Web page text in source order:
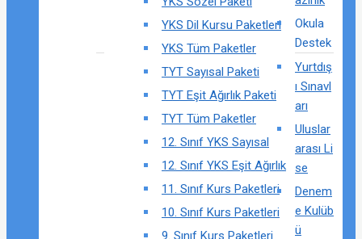
YKS Dil Kursu Paketleri
YKS Tüm Paketler
TYT Sayısal Paketi
TYT Eşit Ağırlık Paketi
TYT Tüm Paketler
12. Sınıf YKS Sayısal
12. Sınıf YKS Eşit Ağırlık
11. Sınıf Kurs Paketleri
10. Sınıf Kurs Paketleri
9. Sınıf Kurs Paketleri
Okula
Destek
Yurtdış
ı Sınavl
arı
Uluslar
arası Li
se
Denem
e Kulüb
ü